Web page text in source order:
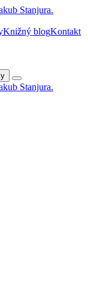
Knižný blogKontakt